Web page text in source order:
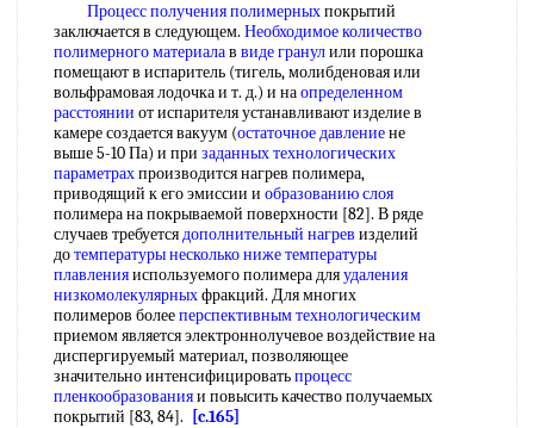
Процесс получения полимерныхпокрытий
заключается в следующем. Необходимое количество
полимерного материалав виде гранулили порошка
помещают в испаритель (тигель, молибденовая или
вольфрамовая лодочка и т. д.) и наопределенном
расстоянии от испарителя устанавливают изделие в
камере создается вакуум (остаточное давлениене
выше 5-10 Па) и при заданных технологических
параметрахпроизводится нагрев полимера,
приводящий к его эмиссии и образованию слоя
полимера на покрываемой поверхности [82]. В ряде
случаев требуетсядополнительный нагрев изделий
дотемпературы несколькониже температуры
плавленияиспользуемого полимера дляудаления
низкомолекулярныхфракций. Для многих
полимеров болееперспективным технологическим
приемом является электроннолучевое воздействие на
диспергируемый материал, позволяющее
значительно интенсифицироватьпроцесс
пленкообразованияи повысить качество получаемых
покрытий [83, 84].
[c.165]